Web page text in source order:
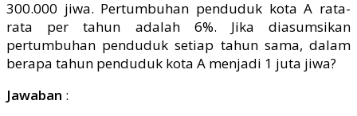
300.000 jiwa. Pertumbuhan penduduk kota A rata-
rata per tahun adalah 6%. Jika diasumsikan
pertumbuhan penduduk setiap tahun sama, dalam
berapa tahun penduduk kota A menjadi 1 juta jiwa?
Jawaban :